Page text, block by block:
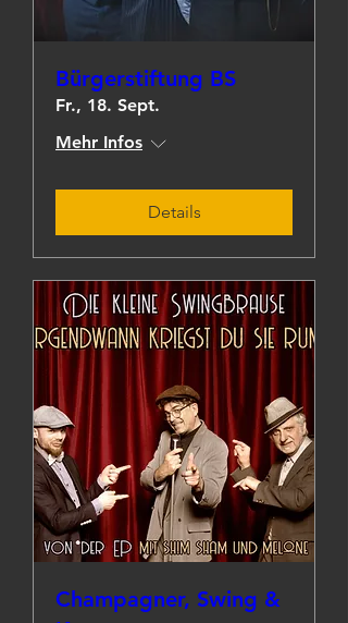
Bürgerstiftung BS
Fr., 18. Sept.
Mehr Infos
Details
Champagner, Swing &